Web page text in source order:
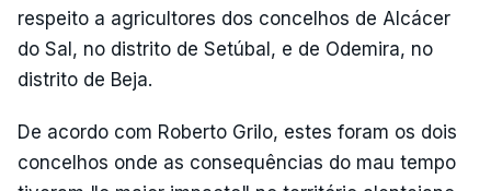
respeito a agricultores dos concelhos de Alcácer
do Sal, no distrito de Setúbal, e de Odemira, no
distrito de Beja.
De acordo com Roberto Grilo, estes foram os dois
concelhos onde as consequências do mau tempo